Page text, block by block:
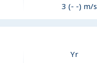
3 (- -) m/s
Yr